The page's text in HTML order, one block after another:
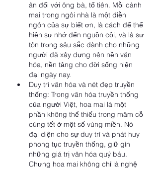
ân đối với ông bà, tổ tiên. Mỗi cành
mai trong ngôi nhà là một diễn
ngôn của sự biết ơn, là cách để thể
hiện sự nhớ đến nguồn cội, và là sự
tôn trọng sâu sắc dành cho những
người đã xây dựng nên nền văn
hóa, nền tảng cho đời sống hiện
đại ngày nay.
Duy trì văn hóa và nét đẹp truyền
thống: Trong văn hóa truyền thống
của người Việt, hoa mai là một
phần không thể thiếu trong mâm cỗ
cúng tết ở một số vùng miền. Nó
đại diện cho sự duy trì và phát huy
phong tục truyền thống, giữ gìn
những giá trị văn hóa quý báu.
Chưng hoa mai không chỉ là nghệ